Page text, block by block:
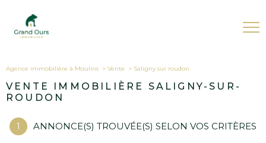
Agence immobilière à Moulins Vente saligny sur roudon
VENTE IMMOBILIÈRE SALIGNY-SUR-
ROUDON
1 ANNONCE(S) TROUVÉE(S) SELON VOS CRITÈRES